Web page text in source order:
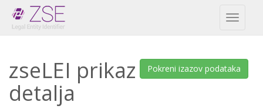
Toggle
Pokreni izazov podataka
zseLEI prikaz
detalja